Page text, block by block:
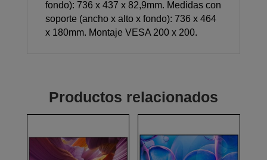
fondo): 736 x 437 x 82,9mm. Medidas con
soporte (ancho x alto x fondo): 736 x 464
x 180mm. Montaje VESA 200 x 200.
Productos relacionados